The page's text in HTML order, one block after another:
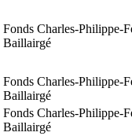
Fonds Charles-Philippe-
Baillairgé
Fonds Charles-Philippe-
Baillairgé
Fonds Charles-Philippe-
Baillairgé